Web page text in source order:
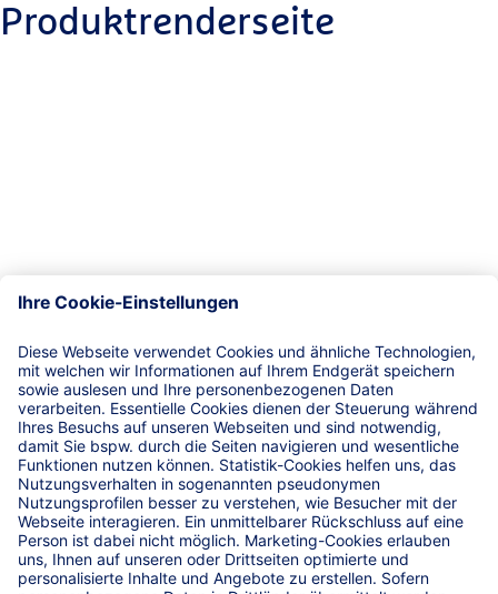
Produktrenderseite